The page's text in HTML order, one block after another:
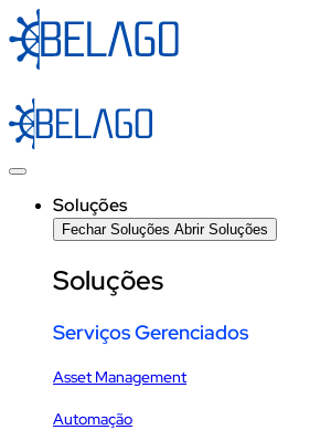
Ir
para
Soluções
Fechar Soluções Abrir Soluções
Soluções
Serviços Gerenciados
Asset Management
Automação